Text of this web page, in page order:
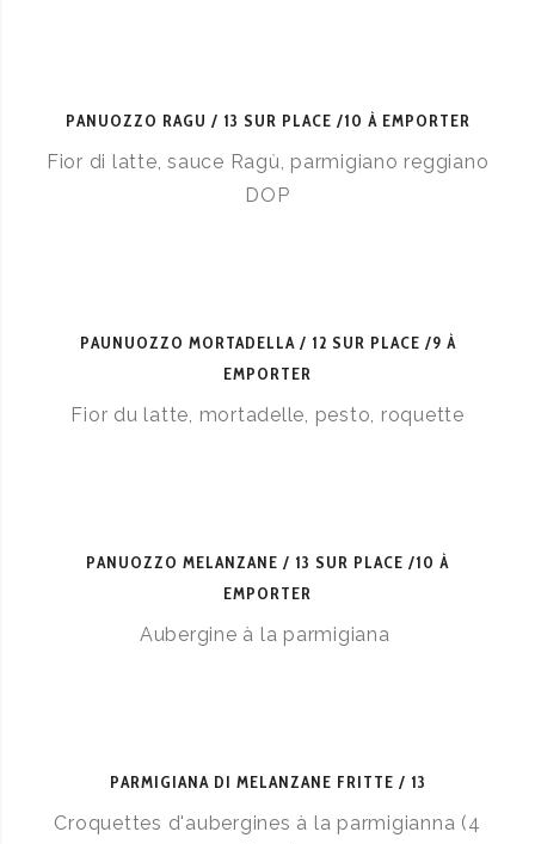
PANUOZZO RAGU 13 SUR PLACE /10 À EMPORTER
Fior di latte, sauce Ragù, parmigiano reggiano
DOP
PAUNUOZZO MORTADELLA
12 SUR PLACE /9 À
EMPORTER
Fior du latte, mortadelle, pesto, roquette
PANUOZZO MELANZANE
13 SUR PLACE /10 À
EMPORTER
Aubergine à la parmigiana
PARMIGIANA DI MELANZANE FRITTE 13
Croquettes d'aubergines à la parmigianna (4